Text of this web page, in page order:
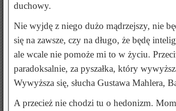
duchowy.
Nie wyjdę z niego dużo mądrzejszy, nie
się na zawsze, czy na długo, że będę
ale wcale nie pomoże mi to w życiu.
paradoksalnie, za pyszałka, który
Wywyższa się, słucha Gustawa Mahlera,
A przecież nie chodzi tu o hedonizm.